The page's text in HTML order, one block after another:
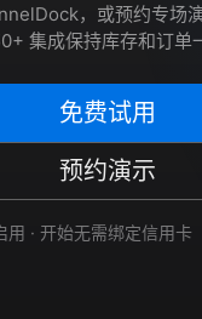
，或预约专场
集成保持库存和订单
免费试用
预约演示
· 开始无需绑定信用卡